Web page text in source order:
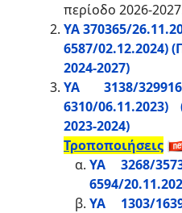
περίοδο 2026-
ΥΑ 370365/
6587/
2024-2027)
ΥΑ 3138/
6310/
2023-2024)
Τροποποιήσεις
ΥΑ 3268/
6594/
ΥΑ 1303/